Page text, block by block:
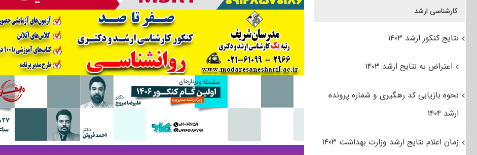
کارشناسی ارشد
نتایج کنکور ارشد ۱۴۰۳
اعتراض به نتایج ارشد ۱۴۰۳
نحوه بازیابی کد رهگیری و شماره پرونده
ارشد ۱۴۰۴
زمان اعلام نتایج ارشد وزارت بهداشت ۱۴۰۳